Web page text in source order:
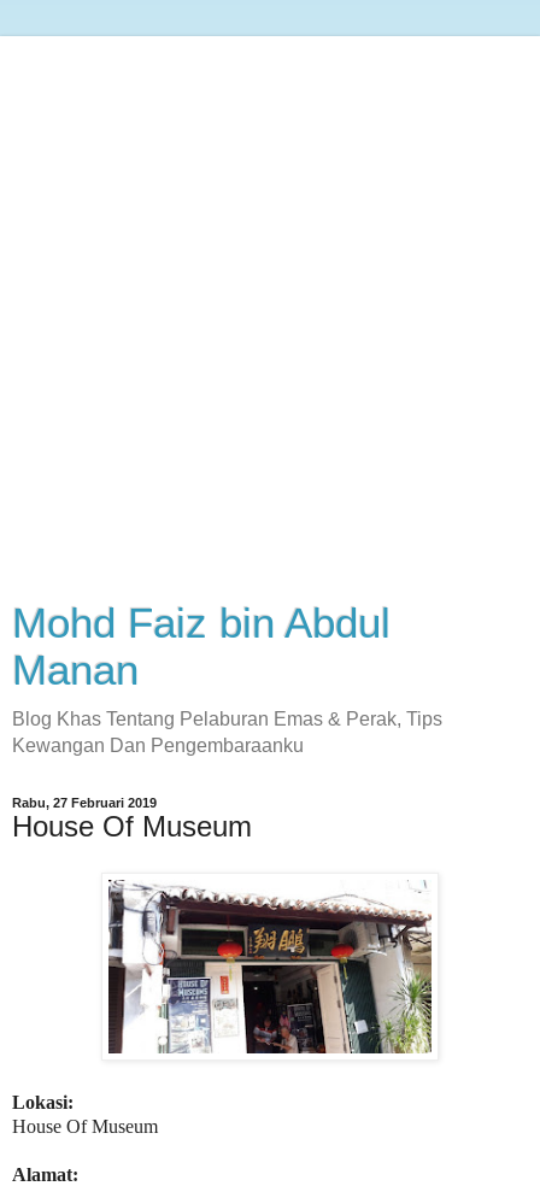
Mohd Faiz bin Abdul
Manan
Blog Khas Tentang Pelaburan Emas & Perak, Tips
Kewangan Dan Pengembaraanku
Rabu, 27 Februari 2019
House Of Museum
Lokasi:
House Of Museum
Alamat: